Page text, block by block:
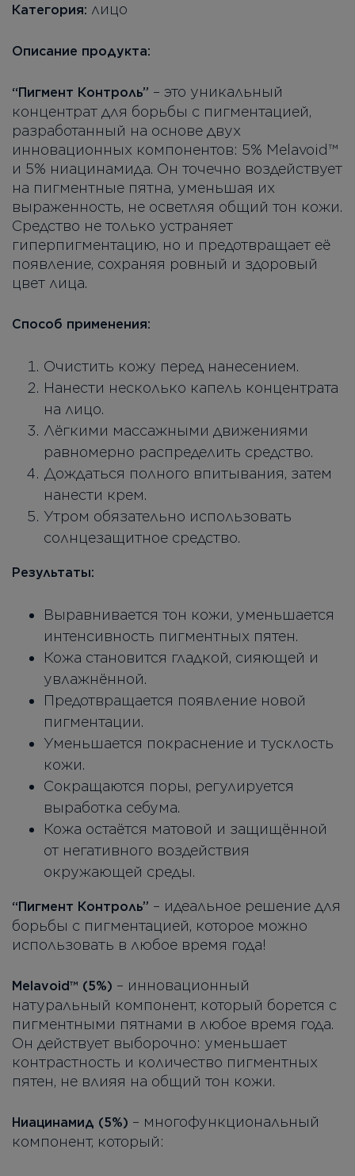
Категория: лицо
Описание продукта:
“Пигмент Контроль” – это уникальный
концентрат для борьбы с пигментацией,
разработанный на основе двух
инновационных компонентов: 5% Melavoid™
и 5% ниацинамида. Он точечно воздействует
на пигментные пятна, уменьшая их
выраженность, не осветляя общий тон кожи.
Средство не только устраняет
гиперпигментацию, но и предотвращает её
появление, сохраняя ровный и здоровый
цвет лица.
Способ применения:
Очистить кожу перед нанесением.
Нанести несколько капель концентрата
на лицо.
Лёгкими массажными движениями
равномерно распределить средство.
Дождаться полного впитывания, затем
нанести крем.
Утром обязательно использовать
солнцезащитное средство.
Результаты:
Выравнивается тон кожи, уменьшается
интенсивность пигментных пятен.
Кожа становится гладкой, сияющей и
увлажнённой.
Предотвращается появление новой
пигментации.
Уменьшается покраснение и тусклость
кожи.
Сокращаются поры, регулируется
выработка себума.
Кожа остаётся матовой и защищённой
от негативного воздействия
окружающей среды.
“Пигмент Контроль” – идеальное решение для
борьбы с пигментацией, которое можно
использовать в любое время года!
Melavoid™ (5%) – инновационный
натуральный компонент, который борется с
пигментными пятнами в любое время года.
Он действует выборочно: уменьшает
контрастность и количество пигментных
пятен, не влияя на общий тон кожи.
Ниацинамид (5%) – многофункциональный
компонент, который: